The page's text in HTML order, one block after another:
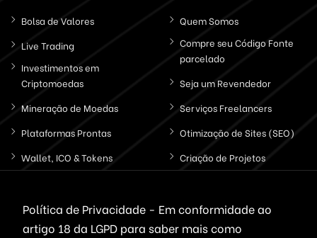
Bolsa de Valores
Live Trading
Investimentos em
Criptomoedas
Mineração de Moedas
Plataformas Prontas
Wallet, ICO & Tokens
Quem Somos
Compre seu Código Fonte
parcelado
Seja um Revendedor
Serviços Freelancers
Otimização de Sites (SEO)
Criação de Projetos
Política de Privacidade - Em conformidade ao
artigo 18 da LGPD para saber mais como